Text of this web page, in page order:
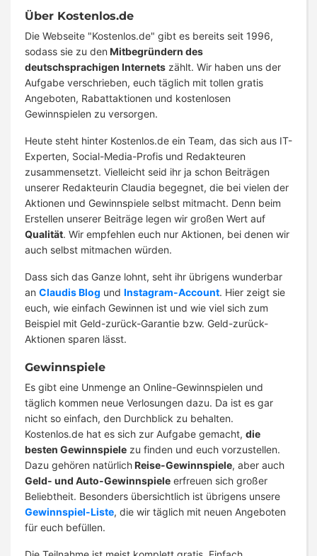
Über Kostenlos.de
Die Webseite "Kostenlos.de" gibt es bereits seit 1996,
sodass sie zu den Mitbegründern des
deutschsprachigen Internets zählt. Wir haben uns der
Aufgabe verschrieben, euch täglich mit tollen gratis
Angeboten, Rabattaktionen und kostenlosen
Gewinnspielen zu versorgen.
Heute steht hinter Kostenlos.de ein Team, das sich aus IT-
Experten, Social-Media-Profis und Redakteuren
zusammensetzt. Vielleicht seid ihr ja schon Beiträgen
unserer Redakteurin Claudia begegnet, die bei vielen der
Aktionen und Gewinnspiele selbst mitmacht. Denn beim
Erstellen unserer Beiträge legen wir großen Wert auf
Qualität. Wir empfehlen euch nur Aktionen, bei denen wir
auch selbst mitmachen würden.
Dass sich das Ganze lohnt, seht ihr übrigens wunderbar
an Claudis Blog und Instagram-Account. Hier zeigt sie
euch, wie einfach Gewinnen ist und wie viel sich zum
Beispiel mit Geld-zurück-Garantie bzw. Geld-zurück-
Aktionen sparen lässt.
Gewinnspiele
Es gibt eine Unmenge an Online-Gewinnspielen und
täglich kommen neue Verlosungen dazu. Da ist es gar
nicht so einfach, den Durchblick zu behalten.
Kostenlos.de hat es sich zur Aufgabe gemacht, die
besten Gewinnspiele zu finden und euch vorzustellen.
Dazu gehören natürlichReise-Gewinnspiele, aber auch
Geld- und Auto-Gewinnspiele erfreuen sich großer
Beliebtheit. Besonders übersichtlich ist übrigens unsere
Gewinnspiel-Liste, die wir täglich mit neuen Angeboten
für euch befüllen.